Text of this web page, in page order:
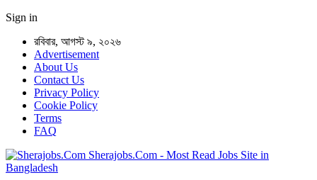
Sign in
রবিবার, আগস্ট ৯, ২০২৬
Advertisement
About Us
Contact Us
Privacy Policy
Cookie Policy
Terms
FAQ
Sherajobs.Com - Most Read Jobs Site in
Bangladesh